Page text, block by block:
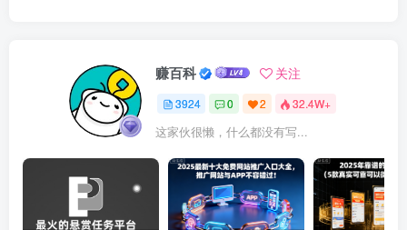
赚百科 关注
3924 0 2 32.4W+
这家伙很懒，什么都没有写...